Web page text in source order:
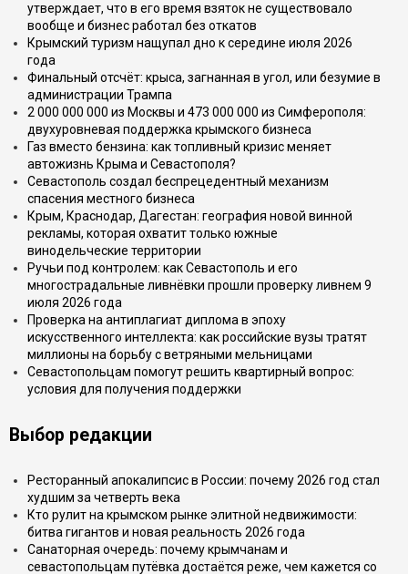
утверждает, что в его время взяток не существовало
вообще и бизнес работал без откатов
Крымский туризм нащупал дно к середине июля 2026
года
Финальный отсчёт: крыса, загнанная в угол, или безумие в
администрации Трампа
2 000 000 000 из Москвы и 473 000 000 из Симферополя:
двухуровневая поддержка крымского бизнеса
Газ вместо бензина: как топливный кризис меняет
автожизнь Крыма и Севастополя?
Севастополь создал беспрецедентный механизм
спасения местного бизнеса
Крым, Краснодар, Дагестан: география новой винной
рекламы, которая охватит только южные
винодельческие территории
Ручьи под контролем: как Севастополь и его
многострадальные ливнёвки прошли проверку ливнем 9
июля 2026 года
Проверка на антиплагиат диплома в эпоху
искусственного интеллекта: как российские вузы тратят
миллионы на борьбу с ветряными мельницами
Севастопольцам помогут решить квартирный вопрос:
условия для получения поддержки
Выбор редакции
Ресторанный апокалипсис в России: почему 2026 год стал
худшим за четверть века
Кто рулит на крымском рынке элитной недвижимости:
битва гигантов и новая реальность 2026 года
Санаторная очередь: почему крымчанам и
севастопольцам путёвка достаётся реже, чем кажется со